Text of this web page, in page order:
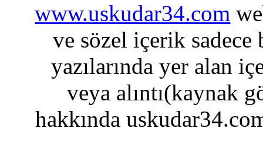
www.uskudar34.com
ve sözel içerik sadece
yazılarında yer alan
veya alıntı(kaynak
hakkında